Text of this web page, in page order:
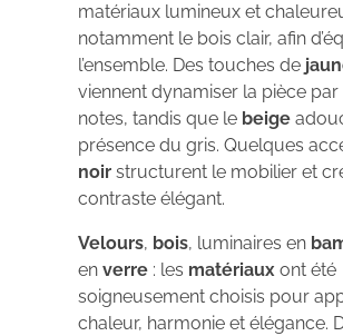
matériaux lumineux et
notamment le bois clair, afin
l’ensemble. Des touches de
viennent dynamiser la pièce par
notes, tandis que le beige
présence du gris. Quelques
noir structurent le mobilier et
contraste élégant.
Velours, bois, luminaires en
en verre : les matériaux ont été
soigneusement choisis pour
chaleur, harmonie et élégance.